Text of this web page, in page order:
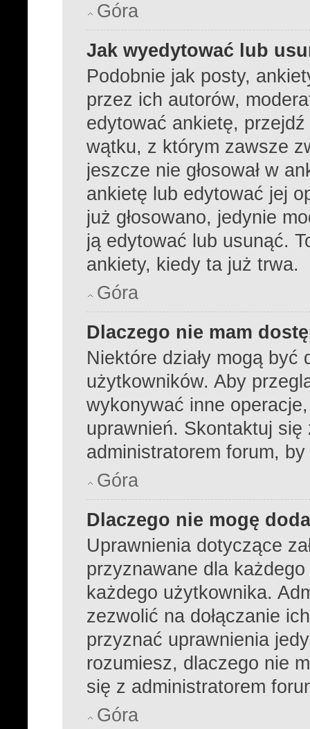
Góra
Jak wyedytować lub
Podobnie jak posty,
przez ich autorów,
edytować ankietę,
wątku, z którym zawsze
jeszcze nie głosował w
ankietę lub edytować jej
już głosowano, jedynie
ją edytować lub usunąć.
ankiety, kiedy ta już trwa.
Góra
Dlaczego nie mam
Niektóre działy mogą
użytkowników. Aby
wykonywać inne
uprawnień. Skontaktuj się
administratorem forum,
Góra
Dlaczego nie mogę
Uprawnienia dotyczące
przyznawane dla
każdego użytkownika.
zezwolić na dołączanie
przyznać uprawnienia
rozumiesz, dlaczego nie
się z administratorem
Góra